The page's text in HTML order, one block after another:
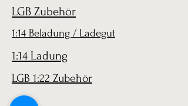
LGB Zubehör
1:14 Beladung / Ladegut
1:14 Ladung
LGB 1:22 Zubehör